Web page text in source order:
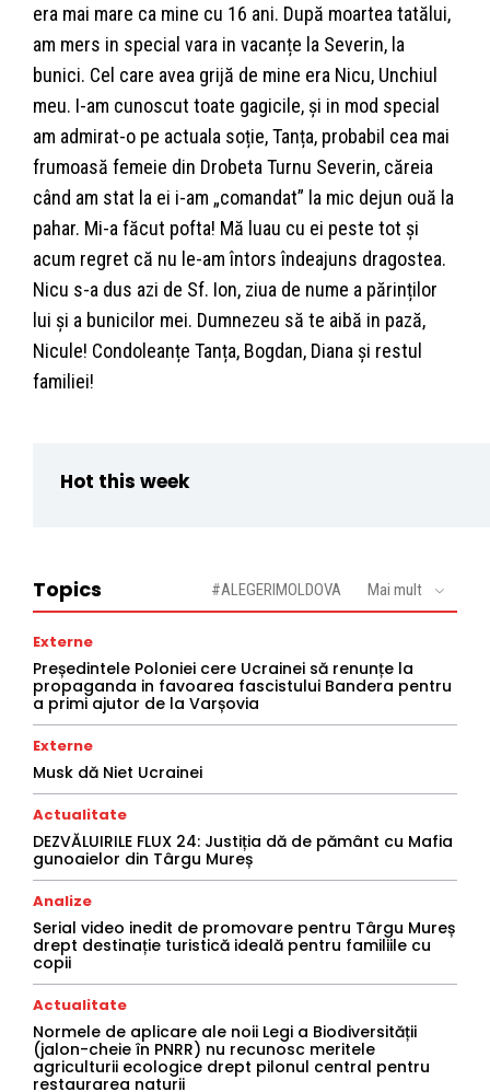
era mai mare ca mine cu 16 ani. După moartea tatălui,
am mers in special vara in vacanțe la Severin, la
bunici. Cel care avea grijă de mine era Nicu, Unchiul
meu. I-am cunoscut toate gagicile, și in mod special
am admirat-o pe actuala soție, Tanța, probabil cea mai
frumoasă femeie din Drobeta Turnu Severin, căreia
când am stat la ei i-am „comandat” la mic dejun ouă la
pahar. Mi-a făcut pofta! Mă luau cu ei peste tot și
acum regret că nu le-am întors îndeajuns dragostea.
Nicu s-a dus azi de Sf. Ion, ziua de nume a părinților
lui și a bunicilor mei. Dumnezeu să te aibă in pază,
Nicule! Condoleanțe Tanța, Bogdan, Diana și restul
familiei!
Hot this week
Topics #ALEGERIMOLDOVA Mai mult
Externe
Președintele Poloniei cere Ucrainei să renunțe la
propaganda in favoarea fascistului Bandera pentru
a primi ajutor de la Varșovia
Externe
Musk dă Niet Ucrainei
Actualitate
DEZVĂLUIRILE FLUX 24: Justiția dă de pământ cu Mafia
gunoaielor din Târgu Mureș
Analize
Serial video inedit de promovare pentru Târgu Mureș
drept destinație turistică ideală pentru familiile cu
copii
Actualitate
Normele de aplicare ale noii Legi a Biodiversității
(jalon-cheie în PNRR) nu recunosc meritele
agriculturii ecologice drept pilonul central pentru
restaurarea naturii